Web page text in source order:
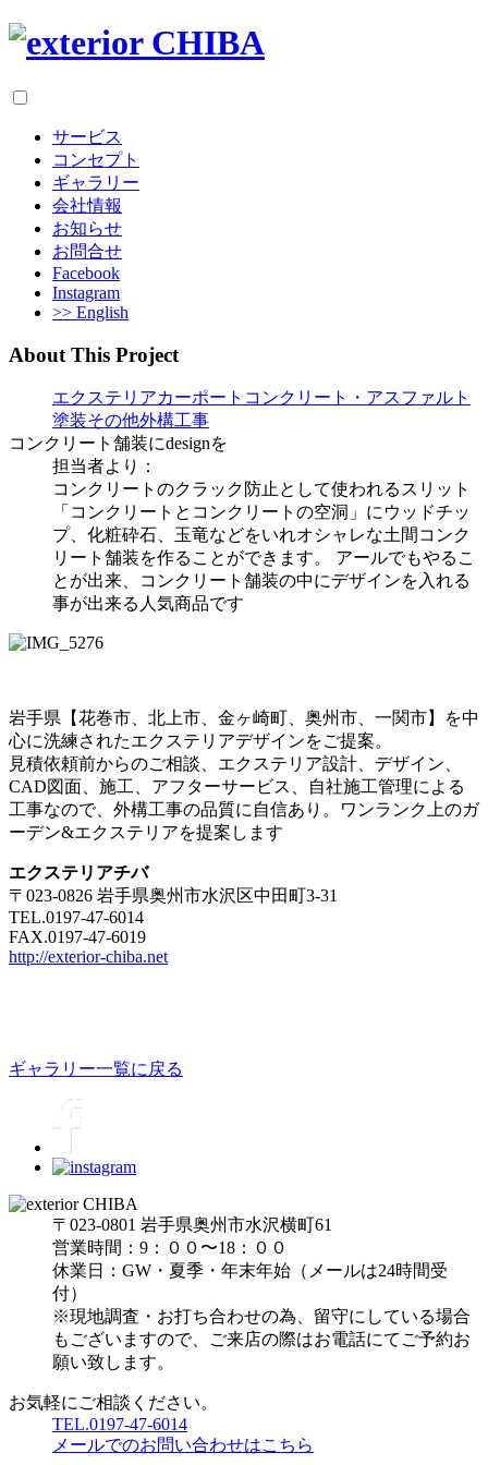
サービス
コンセプト
ギャラリー
会社情報
お知らせ
お問合せ
Facebook
Instagram
>> English
About This Project
エクステリアカーポート コンクリート・アスファルト
塗装その他外構工事
コンクリート舗装にdesignを
担当者より：
コンクリートのクラック防止として使われるスリット
「コンクリートとコンクリートの空洞」にウッドチッ
プ、化粧砕石、玉竜などをいれオシャレな土間コンク
リート舗装を作ることができます。 アールでもやるこ
とが出来、コンクリート舗装の中にデザインを入れる
事が出来る人気商品です
岩手県【花巻市、北上市、金ヶ崎町、奥州市、一関市】を中
心に洗練されたエクステリアデザインをご提案。
見積依頼前からのご相談、エクステリア設計、デザイン、
CAD図面、施工、アフターサービス、自社施工管理による
工事なので、外構工事の品質に自信あり。ワンランク上のガ
ーデン&エクステリアを提案します
エクステリアチバ
〒023-0826 岩手県奥州市水沢区中田町3-31
TEL.0197-47-6014
FAX.0197-47-6019
http://exterior-chiba.net
ギャラリー一覧に戻る
〒023-0801 岩手県奥州市水沢横町61
営業時間：9：００〜18：００
休業日：GW・夏季・年末年始（メールは24時間受
付）
※現地調査・お打ち合わせの為、留守にしている場合
もございますので、ご来店の際はお電話にてご予約お
願い致します。
お気軽にご相談ください。
TEL.0197-47-6014
メールでのお問い合わせはこちら